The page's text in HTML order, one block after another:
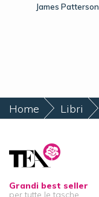
James Patterson
Home Libri
Grandi best seller
per tutte le tasche